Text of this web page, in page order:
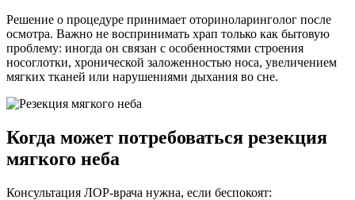
Решение о процедуре принимает оториноларинголог после
осмотра. Важно не воспринимать храп только как бытовую
проблему: иногда он связан с особенностями строения
носоглотки, хронической заложенностью носа, увеличением
мягких тканей или нарушениями дыхания во сне.
Когда может потребоваться резекция
мягкого неба
Консультация ЛОР-врача нужна, если беспокоят: